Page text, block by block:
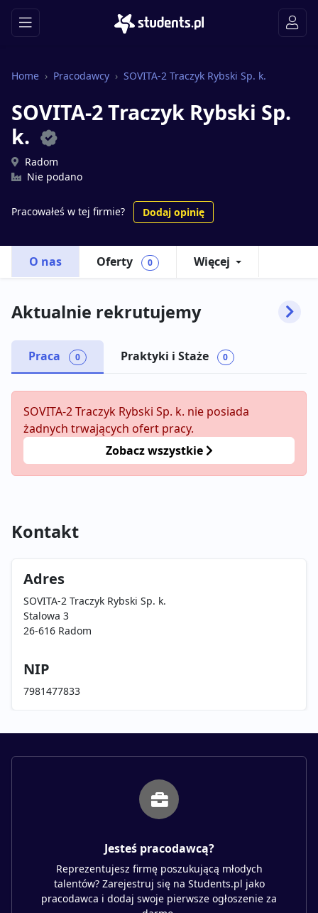
Home Pracodawcy SOVITA-2 Traczyk Rybski Sp. k.
SOVITA-2 Traczyk Rybski Sp.
k.
Radom
Nie podano
Pracowałeś w tej firmie? Dodaj opinię
O nas Oferty 0 Więcej
Aktualnie rekrutujemy
Praca 0 Praktyki i Staże 0
SOVITA-2 Traczyk Rybski Sp. k. nie posiada
żadnych trwających ofert pracy.
Zobacz wszystkie
Kontakt
Adres
SOVITA-2 Traczyk Rybski Sp. k.
Stalowa 3
26-616 Radom
NIP
7981477833
Jesteś pracodawcą?
Reprezentujesz firmę poszukującą młodych
talentów? Zarejestruj się na Students.pl jako
pracodawca i dodaj swoje pierwsze ogłoszenie za